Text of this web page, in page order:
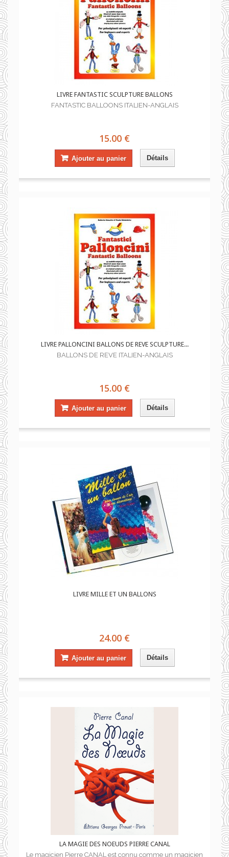
LIVRE FANTASTIC SCULPTURE BALLONS
FANTASTIC BALLOONS ITALIEN-ANGLAIS
15.00 €
Ajouter au panier Détails
LIVRE PALLONCINI BALLONS DE REVE SCULPTURE...
BALLONS DE REVE ITALIEN-ANGLAIS
15.00 €
Ajouter au panier Détails
LIVRE MILLE ET UN BALLONS
24.00 €
Ajouter au panier Détails
LA MAGIE DES NOEUDS PIERRE CANAL
Le magicien Pierre CANAL est connu comme un magicien